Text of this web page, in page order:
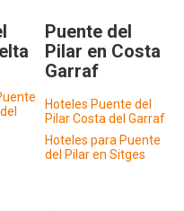
Puente del
Pilar en Costa
Garraf
Hoteles Puente del
Pilar Costa del Garraf
Hoteles para Puente
del Pilar en Sitges